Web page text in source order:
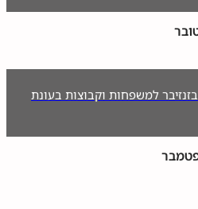
למשפחות וקבוצות בעונת